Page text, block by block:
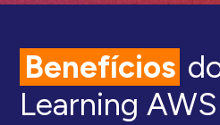
Benefícios
Learning AWS